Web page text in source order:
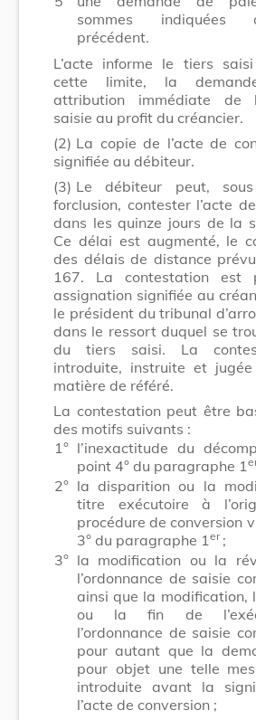
sommes
précédent.
L’acte informe le tiers
cette limite, la
attribution immédiate de
saisie au profit du créancier.
(2) La copie de l’acte de
signifiée au débiteur.
(3) Le débiteur peut,
forclusion, contester l’acte
dans les quinze jours de la
Ce délai est augmenté, le
des délais de distance
167. La contestation est
assignation signifiée au
le président du tribunal
dans le ressort duquel se
du tiers saisi. La
introduite, instruite et
matière de référé.
La contestation peut être
des motifs suivants :
1° l’inexactitude du
point 4° du paragraphe 1
2° la disparition ou la
titre exécutoire à
procédure de conversion
3° du paragraphe 1 er ;
3° la modification ou la
l’ordonnance de saisie
ainsi que la modification,
ou la fin de
l’ordonnance de saisie
pour autant que la
pour objet une telle
introduite avant la
l’acte de conversion ;